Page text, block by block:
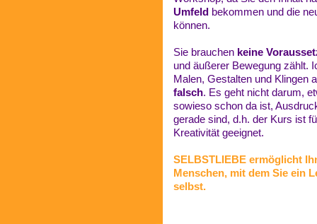
Umfeld bekommen und die
können.
Sie brauchen keine
und äußerer Bewegung zählt.
Malen, Gestalten und Klingen
falsch. Es geht nicht darum,
sowieso schon da ist,
gerade sind, d.h. der Kurs ist
Kreativität geeignet.
SELBSTLIEBE ermöglicht
Menschen, mit dem Sie ein
selbst.